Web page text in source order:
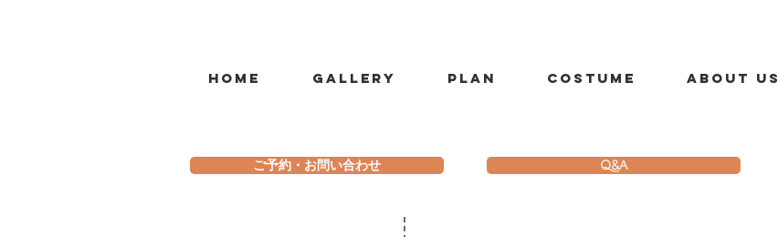
Home Gallery PLAN costume About us
ご予約・お問い合わせ Q&A